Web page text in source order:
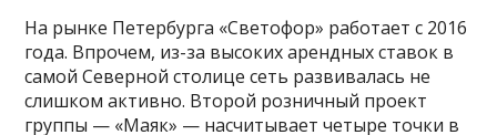
На рынке Петербурга «Светофор» работает с 2016
года. Впрочем, из-за высоких арендных ставок в
самой Северной столице сеть развивалась не
слишком активно. Второй розничный проект
группы — «Маяк» — насчитывает четыре точки в